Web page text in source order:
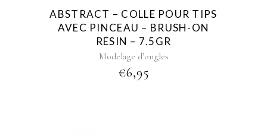
ABSTRACT – COLLE POUR TIPS
AVEC PINCEAU – BRUSH-ON
RESIN – 7.5GR
Modelage d’ongles
€6,95